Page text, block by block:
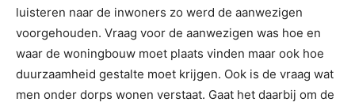
luisteren naar de inwoners zo werd de aanwezigen
voorgehouden. Vraag voor de aanwezigen was hoe en
waar de woningbouw moet plaats vinden maar ook hoe
duurzaamheid gestalte moet krijgen. Ook is de vraag wat
men onder dorps wonen verstaat. Gaat het daarbij om de